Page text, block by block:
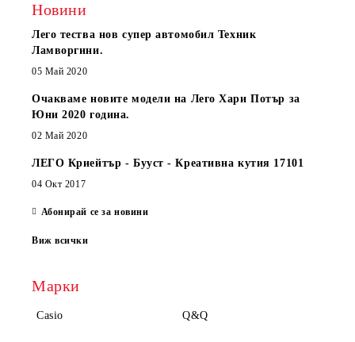
Новини
Лего тества нов супер автомобил Техник
Ламворгини.
05 Май 2020
Очакваме новите модели на Лего Хари Потър за
Юни 2020 година.
02 Май 2020
ЛЕГО Криейтър - Бууст - Креативна кутия 17101
04 Окт 2017
Абонирай се за новини
Виж всички
Марки
Casio Q&Q